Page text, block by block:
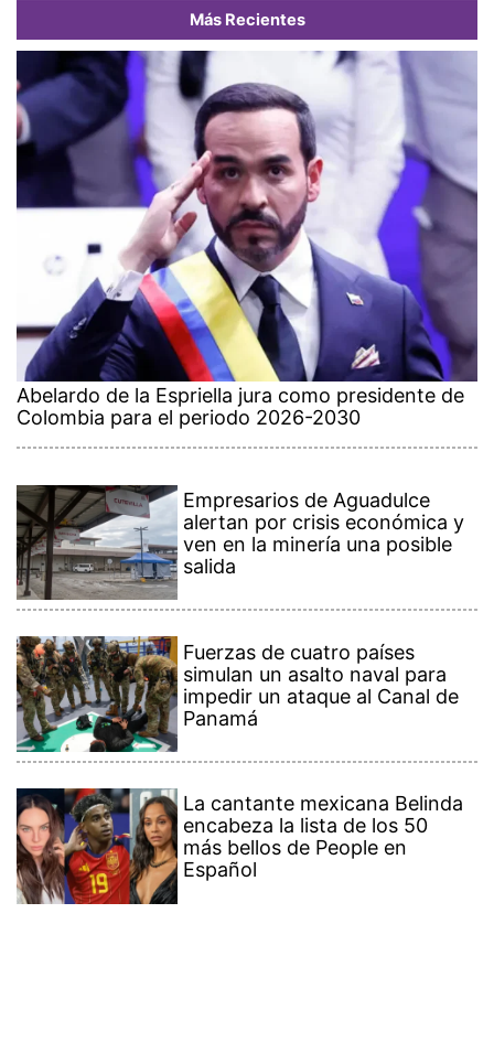
Más Recientes
Abelardo de la Espriella jura como presidente de
Colombia para el periodo 2026-2030
Empresarios de Aguadulce
alertan por crisis económica y
ven en la minería una posible
salida
Fuerzas de cuatro países
simulan un asalto naval para
impedir un ataque al Canal de
Panamá
La cantante mexicana Belinda
encabeza la lista de los 50
más bellos de People en
Español